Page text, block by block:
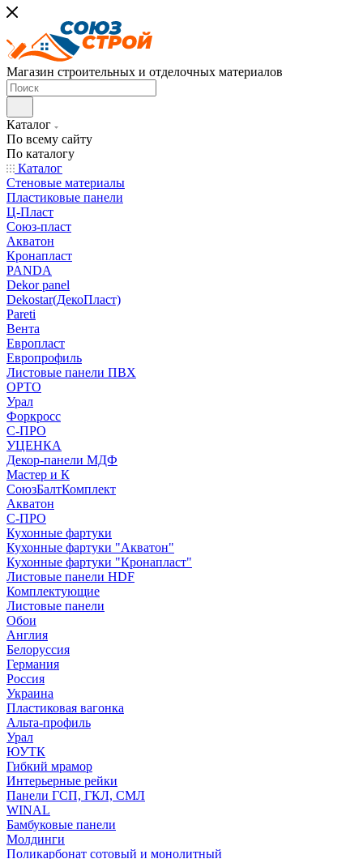
Магазин строительных и отделочных материалов
Каталог
По всему сайту
По каталогу
Каталог
Стеновые материалы
Пластиковые панели
Ц-Пласт
Союз-пласт
Акватон
Кронапласт
PANDA
Dekor panel
Dekostar(ДекоПласт)
Pareti
Вента
Европласт
Европрофиль
Листовые панели ПВХ
ОРТО
Урал
Форкросс
С-ПРО
УЦЕНКА
Декор-панели МДФ
Мастер и К
СоюзБалтКомплект
Акватон
С-ПРО
Кухонные фартуки
Кухонные фартуки "Акватон"
Кухонные фартуки "Кронапласт"
Листовые панели HDF
Комплектующие
Листовые панели
Обои
Англия
Белоруссия
Германия
Россия
Украина
Пластиковая вагонка
Альта-профиль
Урал
ЮУТК
Гибкий мрамор
Интерьерные рейки
Панели ГСП, ГКЛ, СМЛ
WINAL
Бамбуковые панели
Молдинги
Поликарбонат сотовый и монолитный